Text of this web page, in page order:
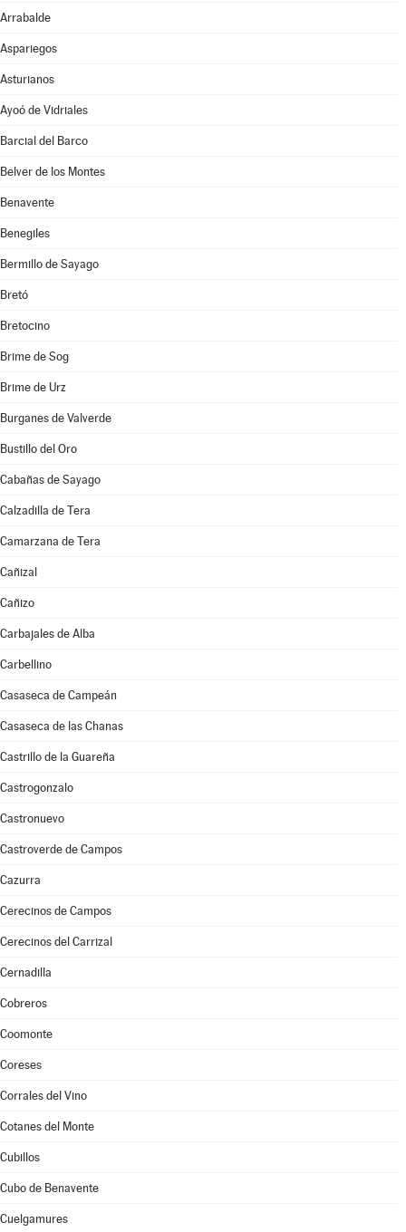
Arrabalde
Aspariegos
Asturianos
Ayoó de Vidriales
Barcial del Barco
Belver de los Montes
Benavente
Benegiles
Bermillo de Sayago
Bretó
Bretocino
Brime de Sog
Brime de Urz
Burganes de Valverde
Bustillo del Oro
Cabañas de Sayago
Calzadilla de Tera
Camarzana de Tera
Cañizal
Cañizo
Carbajales de Alba
Carbellino
Casaseca de Campeán
Casaseca de las Chanas
Castrillo de la Guareña
Castrogonzalo
Castronuevo
Castroverde de Campos
Cazurra
Cerecinos de Campos
Cerecinos del Carrizal
Cernadilla
Cobreros
Coomonte
Coreses
Corrales del Vino
Cotanes del Monte
Cubillos
Cubo de Benavente
Cuelgamures